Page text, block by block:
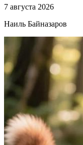
7 августа 2026
Наиль Байназаров